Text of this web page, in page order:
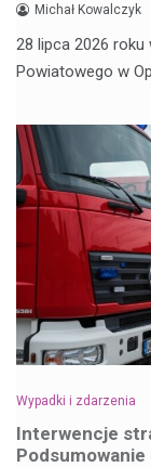
Michał Kowalczyk
28 lipca 2026
Powiatowego w
Wypadki i zdarzenia
Interwencje
Podsumowanie